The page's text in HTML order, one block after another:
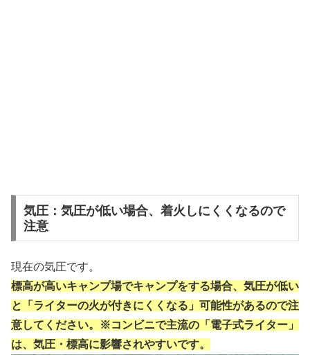
気圧：気圧が低い場合、着火しにくくなるので
注意
現在の気圧です。
標高が高いキャンプ場でキャンプをする場合、気圧が低い
と「ライターの火が付きにくくなる」可能性があるので注
意してください。※コンビニで主流の「電子式ライター」
は、気圧・標高に影響されやすいです。